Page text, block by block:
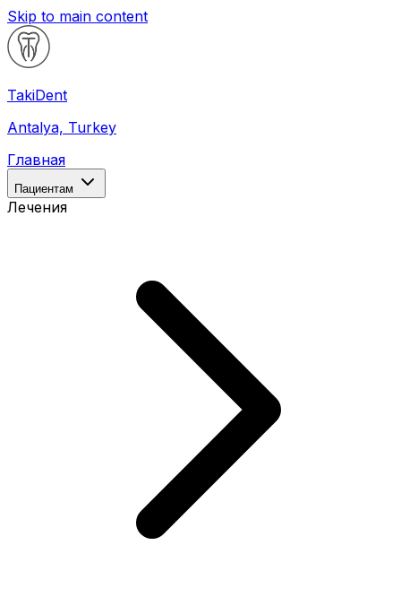
Skip to main content
TakiDent
Antalya, Turkey
Главная
Пациентам
Лечения